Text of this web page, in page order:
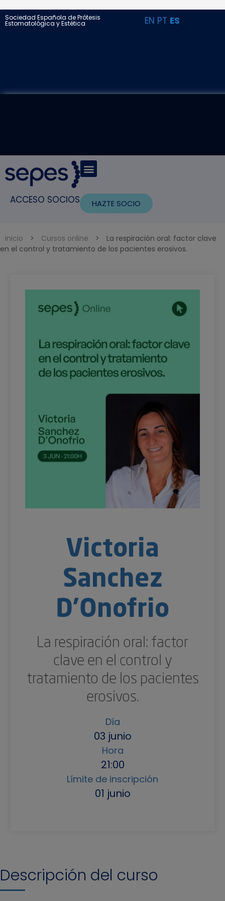
Sociedad Española de Prótesis
Estomatológica y Estética EN PT ES
ACCESO SOCIOS HAZTE SOCIO
Inicio > Cursos online >
La respiración oral: factor clave
en el control y tratamiento de los pacientes erosivos.
Victoria
Sanchez
D'Onofrio
La respiración oral: factor
clave en el control y
tratamiento de los pacientes
erosivos.
Día
03 junio
Hora
21:00
Límite de inscripción
01 junio
Descripción del curso